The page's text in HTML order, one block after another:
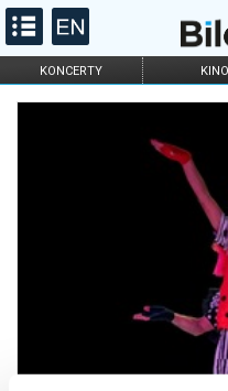
KONCERTY KINO
FILHARMONIA OPERA I